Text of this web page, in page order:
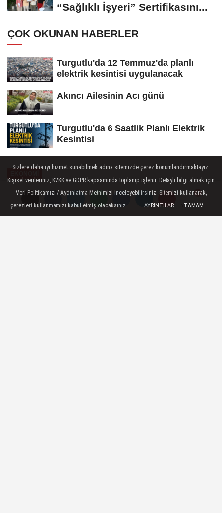
Yorumlar
“Sağlıklı İşyeri” Sertifikasını...
ÇOK OKUNAN HABERLER
Turgutlu'da 12 Temmuz'da planlı
elektrik kesintisi uygulanacak
Akıncı Ailesinin Acı günü
Turgutlu'da 6 Saatlik Planlı Elektrik
Kesintisi
Yayınlanma: 30 Ekim 2025 - 18:12
Manisa'dan Zeytinyağı Üretiminde
Yorumlar
Sizlere daha iyi hizmet sunabilmek adına sitemizde çerez konumlandırmaktayız.
Kişisel verileriniz, KVKK ve GDPR kapsamında toplanıp işlenir. Detaylı bilgi almak için
Veri Politikamızı / Aydınlatma Metnimizi inceleyebilirsiniz. Sitemizi kullanarak,
çerezleri kullanmamızı kabul etmiş olacaksınız.
AYRINTILAR TAMAM